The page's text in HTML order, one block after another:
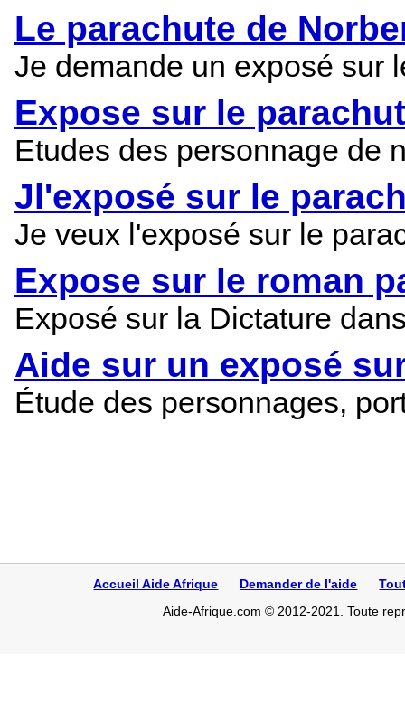
Le parachute de
Je demande un exposé sur
Expose sur le
Etudes des personnage de
Jl'exposé sur le
Je veux l'exposé sur le
Expose sur le roman
Exposé sur la Dictature
Aide sur un exposé
Étude des personnages,
Accueil Aide Afrique Demander de l'aide
Aide-Afrique.com © 2012-2021. Toute